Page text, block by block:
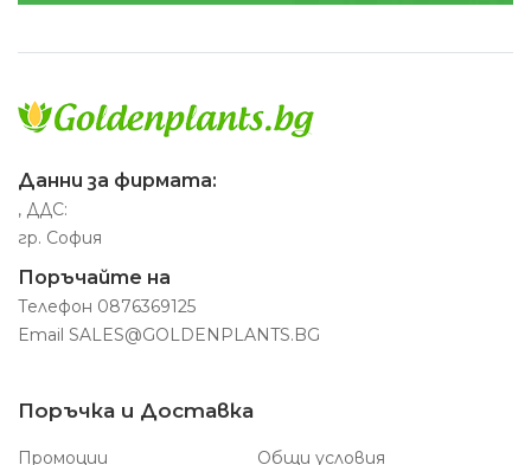
Данни за фирмата:
, ДДС:
гр. София
Поръчайте на
Телефон 0876369125
Email SALES@GOLDENPLANTS.BG
Поръчка и Доставка
Промоции Общи условия